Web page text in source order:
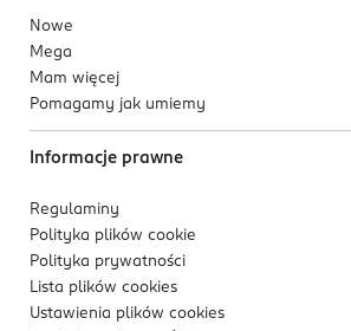
Nowe
Mega
Mam więcej
Pomagamy jak umiemy
Informacje prawne
Regulaminy
Polityka plików cookie
Polityka prywatności
Lista plików cookies
Ustawienia plików cookies